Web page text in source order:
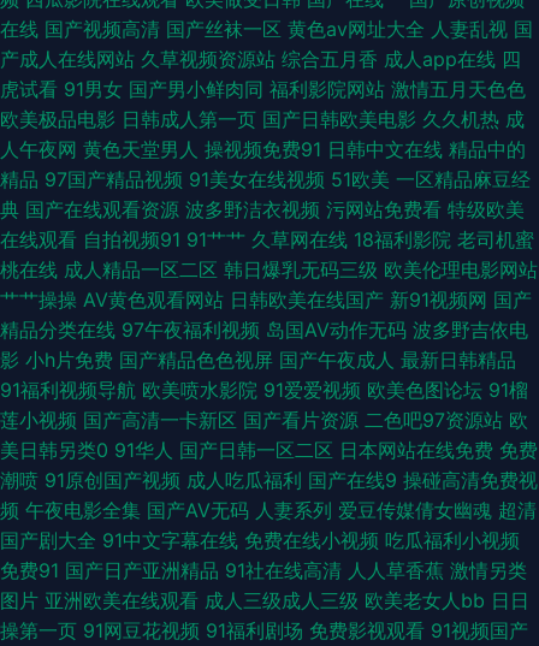
娘 豆花视频成人版 九一网站直接看 青青草超碰在线 熟女后入 91大神内射
97资源美女 超碰在线一起 麻豆传媒视频网站 日韩中文三级 亚洲成人自拍网
91官网网页版 超碰狠狠操 香蕉视频在线看 操逼恋夜福利社 激情文学日韩无
码 色悠悠福利导航 91社区论坛 国产欧美另类激情 午夜爽爽影院 国产网站在
线 91传媒免费视频 青娱乐最新官网 偷牌自拍另类 97操碰在线视频 老湿影院
福利在现 国产精品资源站 欧美日韩色情a片 av在线新片 国产人妖丝袜 欧美
日韩久久 无码3级片 激情五月欧美 欧美A片大香蕉 99欧美不能看 国产精品
淫秽视频 欧美Aⅴ 91N爽片 成人午夜国产天堂 九九热6 人人干人人摸 午夜成
人免费AV 91黄色香蕉 后入jk 青青草成人AV 神马影院福利午夜 91网站直接
看 国模无码视频 老司机色av 日本黄页免费 亚州三级片 91老司机精品 超碰
91最新 欧美涩涩导航 在线奇米666 草草浮力第一人 国产十区视频 日韩黄色
在线 国产视频高清 国产丝袜一区 黄色av网址大全 人妻乱视 国
产成人在线网站 久草视频资源站 综合五月香 成人app在线 四
虎试看 91男女 国产男小鲜肉同 福利影院网站 激情五月天色色
欧美极品电影 日韩成人第一页 国产日韩欧美电影 久久机热 成
人午夜网 黄色天堂男人 操视频免费91 日韩中文在线 精品中的
精品 97国产精品视频 91美女在线视频 51欧美 一区精品麻豆经
典 国产在线观看资源 波多野洁衣视频 污网站免费看 特级欧美
在线观看 自拍视频91 91艹艹 久草网在线 18福利影院 老司机蜜
桃在线 成人精品一区二区 韩日爆乳无码三级 欧美伦理电影网站
艹艹操操 AV黄色观看网站 日韩欧美在线国产 新91视频网 国产
精品分类在线 97午夜福利视频 岛国AV动作无码 波多野吉依电
影 小h片免费 国产精品色色视屏 国产午夜成人 最新日韩精品
91福利视频导航 欧美喷水影院 91爱爱视频 欧美色图论坛 91榴
莲小视频 国产高清一卡新区 国产看片资源 二色吧97资源站 欧
美日韩另类0 91华人 国产日韩一区二区 日本网站在线免费 免费
潮喷 91原创国产视频 成人吃瓜福利 国产在线9 操碰高清免费视
频 午夜电影全集 国产AV无码 人妻系列 爱豆传媒倩女幽魂 超清
国产剧大全 91中文字幕在线 免费在线小视频 吃瓜福利小视频
免费91 国产日产亚洲精品 91社在线高清 人人草香蕉 激情另类
图片 亚洲欧美在线观看 成人三级成人三级 欧美老女人bb 日日
操第一页 91网豆花视频 91福利剧场 免费影视观看 91视频国产